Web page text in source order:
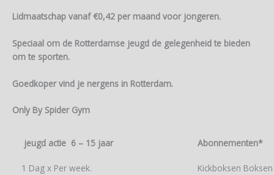
Lidmaatschap vanaf €0,42 per maand voor jongeren.
Speciaal om de Rotterdamse jeugd de gelegenheid te bieden
om te sporten.
Goedkoper vind je nergens in Rotterdam.
Only By Spider Gym
jeugd actie 6 – 15 jaar Abonnementen*
1 Dag x Per week.
Kickboksen